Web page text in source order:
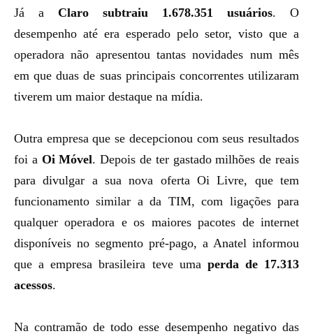
Já a Claro subtraiu 1.678.351 usuários. O
desempenho até era esperado pelo setor, visto que a
operadora não apresentou tantas novidades num mês
em que duas de suas principais concorrentes utilizaram
tiverem um maior destaque na mídia.
Outra empresa que se decepcionou com seus resultados
foi a Oi Móvel. Depois de ter gastado milhões de reais
para divulgar a suanova oferta Oi Livre, que tem
funcionamento similar a da TIM, com ligações para
qualquer operadora e os maiores pacotes de internet
disponíveis no segmento pré-pago, a Anatel informou
que a empresa brasileira teve uma perda de 17.313
acessos.
Na contramão de todo esse desempenho negativo das